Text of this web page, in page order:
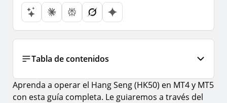
Tabla de contenidos
Cómo operar el Hang Seng (HK50) en MT4 y
MT5
Aprenda a operar el Hang Seng (HK50) en MT4 y MT5
con esta guía completa. Le guiaremos a través del